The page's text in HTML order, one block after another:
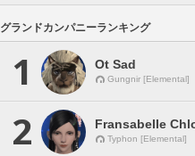
グランドカンパニーランキング
1 Ot Sad
Gungnir [Elemental]
2 Fransabelle
Typhon [Elemental]